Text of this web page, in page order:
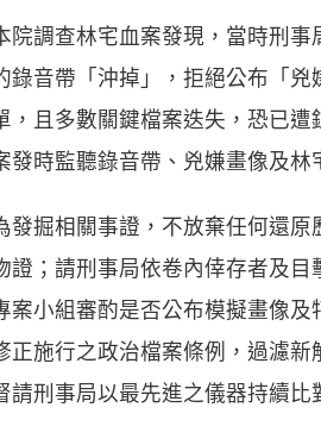
院調查林宅血案發現，當時刑
錄音帶「沖掉」，拒絕公布「
，且多數關鍵檔案迭失，恐已
發時監聽錄音帶、兇嫌畫像及林
發掘相關事證，不放棄任何還
證；請刑事局依卷內倖存者及
案小組審酌是否公布模擬畫像
正施行之政治檔案條例，過濾
請刑事局以最先進之儀器持續比